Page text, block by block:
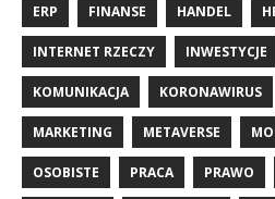
ERP FINANSE HANDEL
INTERNET RZECZY INWESTYCJE
KOMUNIKACJA KORONAWIRUS
MARKETING METAVERSE
OSOBISTE PRACA PRAWO